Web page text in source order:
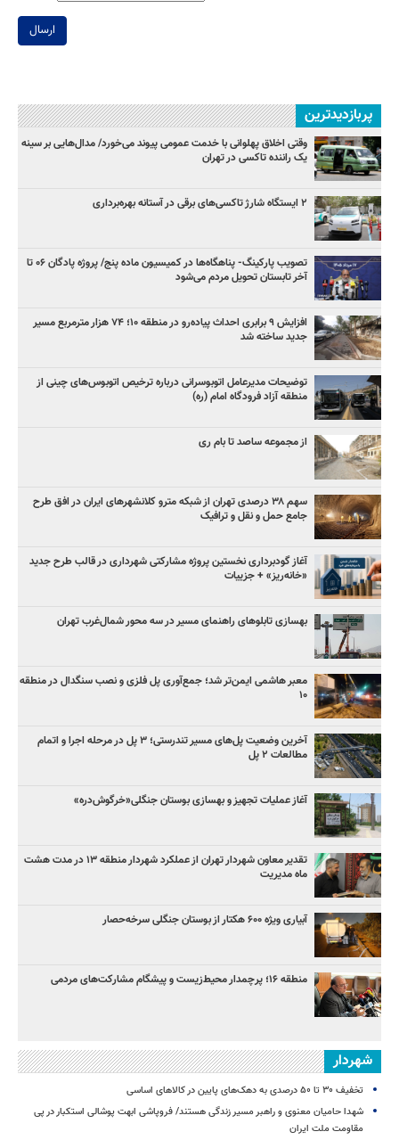
ارسال
پربازدیدترین
وقتی اخلاق پهلوانی با خدمت عمومی پیوند می‌خورد/ مدال‌هایی بر سینه
یک راننده تاکسی در تهران
۲ ایستگاه شارژ تاکسی‌های برقی در آستانه بهره‌برداری
تصویب پارکینگ- پناهگاه‌ها در کمیسیون ماده پنج/ پروژه پادگان ۰۶ تا
آخر تابستان تحویل مردم می‌شود
افزایش ۹ برابری احداث پیاده‌رو در منطقه ۱۰؛ ۷۴ هزار مترمربع مسیر
جدید ساخته شد
توضیحات مدیرعامل اتوبوسرانی درباره ترخیص اتوبوس‌های چینی از
منطقه آزاد فرودگاه امام (ره)
از مجموعه ساصد تا بام ری
سهم ۳۸ درصدی تهران از شبکه مترو کلانشهرهای ایران در افق طرح
جامع حمل و نقل و ترافیک
آغاز گودبرداری نخستین پروژه مشارکتی شهرداری در قالب طرح جدید
«خانه‌ریز» + جزییات
بهسازی تابلوهای راهنمای مسیر در سه محور شمال‌غرب تهران
معبر هاشمی ایمن‌تر شد؛ جمع‌آوری پل فلزی و نصب سنگدال در منطقه
۱۰
آخرین وضعیت پل‌های مسیر تندرستی؛ ۳ پل در مرحله اجرا و اتمام
مطالعات ۲ پل
آغاز عملیات تجهیز و بهسازی بوستان جنگلی«خرگوش‌دره»
تقدیر معاون شهردار تهران از عملکرد شهردار منطقه ۱۳ در مدت هشت
ماه مدیریت
آبیاری ویژه ۶۰۰ هکتار از بوستان جنگلی سرخه‌حصار
منطقه ۱۶؛ پرچمدار محیط‌زیست و پیشگام مشارکت‌های مردمی
شهردار
تخفیف ۳۰ تا ۵۰ درصدی به دهک‌های پایین در کالاهای اساسی
شهدا حامیان معنوی و راهبر مسیر زندگی هستند/ فروپاشی ابهت پوشالی استکبار در پی
مقاومت ملت ایران